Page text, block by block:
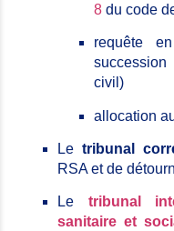
8 du code
requête
civil)
allocation
Letribunal
RSA et de
Le tribunal
sanitaire et